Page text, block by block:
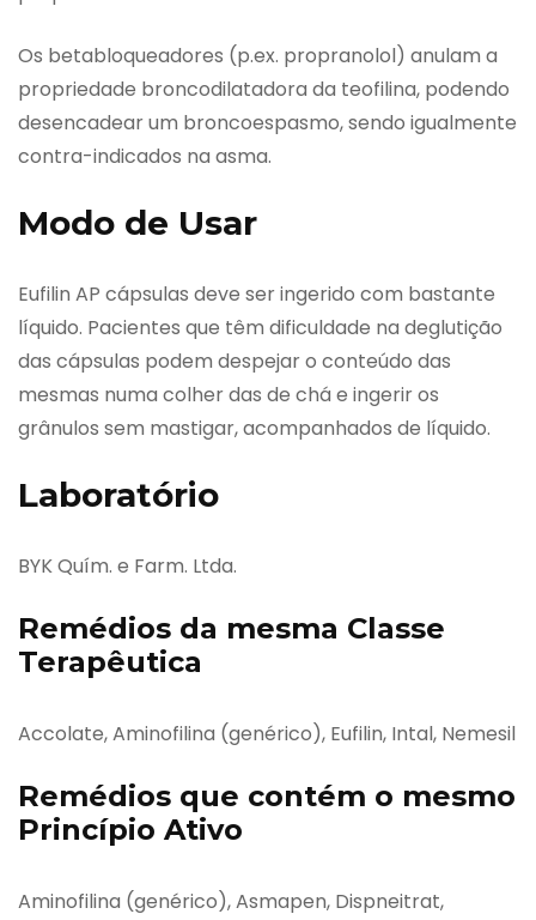
Os betabloqueadores (p.ex. propranolol) anulam a
propriedade broncodilatadora da teofilina, podendo
desencadear um broncoespasmo, sendo igualmente
contra-indicados na asma.
Modo de Usar
Eufilin AP cápsulas deve ser ingerido com bastante
líquido. Pacientes que têm dificuldade na deglutição
das cápsulas podem despejar o conteúdo das
mesmas numa colher das de chá e ingerir os
grânulos sem mastigar, acompanhados de líquido.
Laboratório
BYK Quím. e Farm. Ltda.
Remédios da mesma Classe
Terapêutica
Accolate, Aminofilina (genérico), Eufilin, Intal, Nemesil
Remédios que contém o mesmo
Princípio Ativo
Aminofilina (genérico), Asmapen, Dispneitrat,